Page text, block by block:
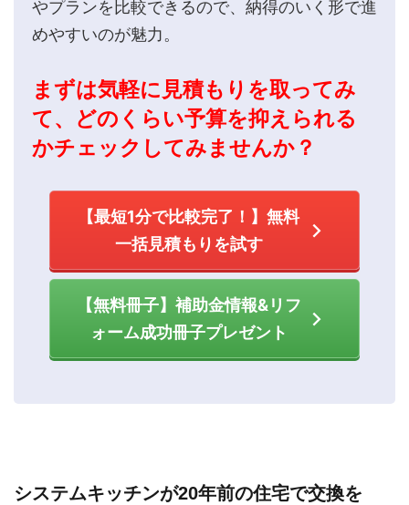
やプランを比較できるので、納得のいく形で進
めやすいのが魅力。
まずは気軽に見積もりを取ってみ
て、どのくらい予算を抑えられる
かチェックしてみませんか？
【最短1分で比較完了！】無料
一括見積もりを試す
【無料冊子】補助金情報&リフ
ォーム成功冊子プレゼント
システムキッチンが20年前の住宅で交換を